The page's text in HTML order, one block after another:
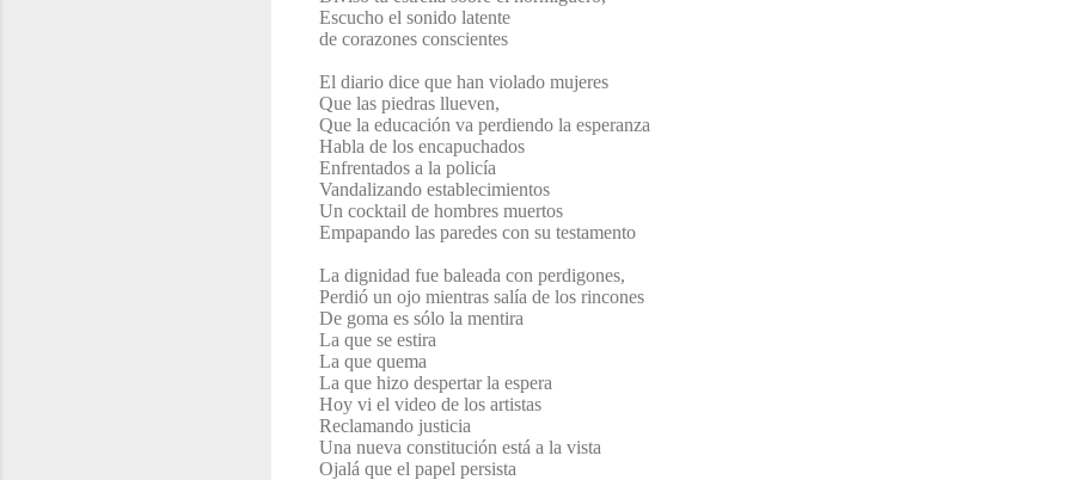
Escucho el sonido latente
de corazones conscientes
El diario dice que han violado mujeres
Que las piedras llueven,
Que la educación va perdiendo la esperanza
Habla de los encapuchados
Enfrentados a la policía
Vandalizando establecimientos
Un cocktail de hombres muertos
Empapando las paredes con su testamento
La dignidad fue baleada con perdigones,
Perdió un ojo mientras salía de los rincones
De goma es sólo la mentira
La que se estira
La que quema
La que hizo despertar la espera
Hoy vi el video de los artistas
Reclamando justicia
Una nueva constitución está a la vista
Ojalá que el papel persista